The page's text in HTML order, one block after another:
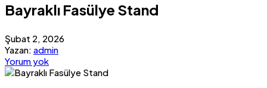
Bayraklı Fasülye Stand
Şubat 2, 2026
Yazan: admin
Yorum yok